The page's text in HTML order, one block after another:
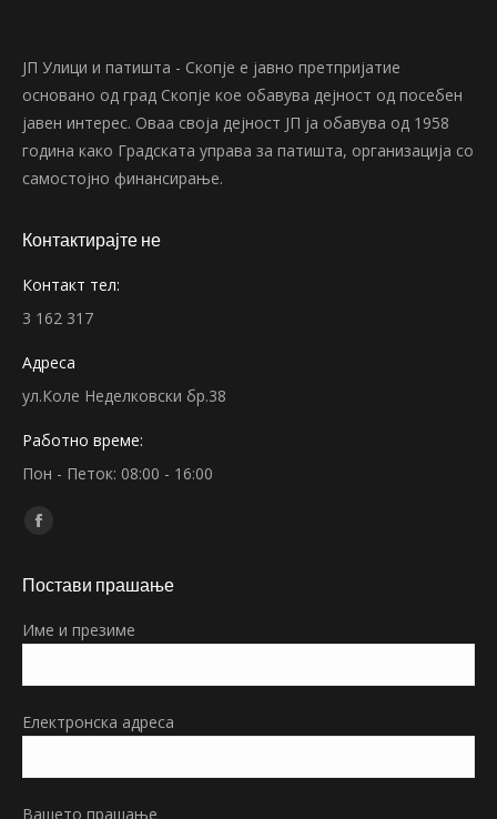
ЈП Улици и патишта - Скопје е јавно претпријатие
основано од град Скопје кое обавува дејност од посебен
јавен интерес. Оваа своја дејност ЈП ја обавува од 1958
година како Градската управа за патишта, организација со
самостојно финансирање.
Контактирајте не
Контакт тел:
3 162 317
Адреса
ул.Коле Неделковски бр.38
Работно време:
Пон - Петок: 08:00 - 16:00
Find us on:
Facebook
opens
new
Постави прашање
Име и презиме
Електронска адреса
Вашето прашање